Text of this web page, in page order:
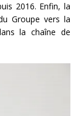
2016. Enfin, la
Groupe vers la
la chaîne de